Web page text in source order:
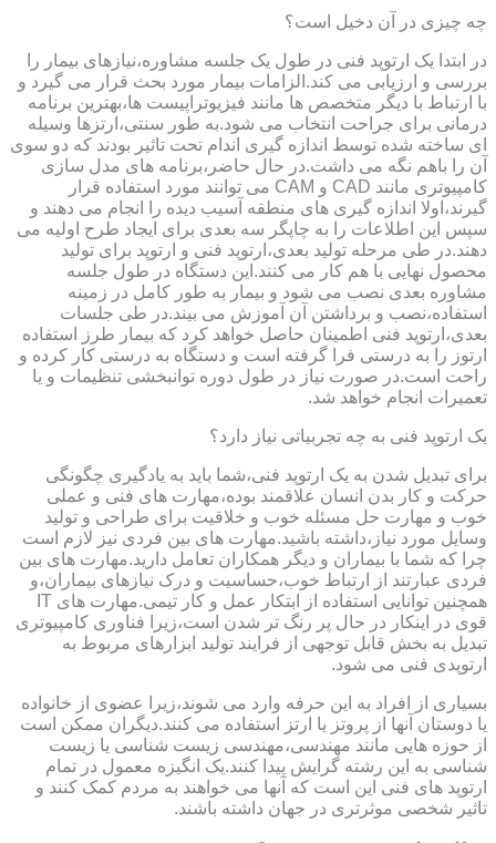
چه چیزی در آن دخیل است؟
در ابتدا یک ارتوپد فنی در طول یک جلسه مشاوره،نیازهای بیمار را
بررسی و ارزیابی می کند.الزامات بیمار مورد بحث قرار می گیرد و
با ارتباط با دیگر متخصص ها مانند فیزیوتراپیست ها،بهترین برنامه
درمانی برای جراحت انتخاب می شود.به طور سنتی،ارتزها وسیله
ای ساخته شده توسط اندازه گیری اندام تحت تاثیر بودند که دو سوی
آن را باهم نگه می داشت.در حال حاضر،برنامه های مدل سازی
کامپیوتری مانند CAD و CAM می توانند مورد استفاده قرار
گیرند،اولا اندازه گیری های منطقه آسیب دیده را انجام می دهند و
سپس این اطلاعات را به چاپگر سه بعدی برای ایجاد طرح اولیه می
دهند.در طی مرحله تولید بعدی،ارتوپد فنی و ارتوپد برای تولید
محصول نهایی با هم کار می کنند.این دستگاه در طول جلسه
مشاوره بعدی نصب می شود و بیمار به طور کامل در زمینه
استفاده،نصب و برداشتن آن آموزش می بیند.در طی جلسات
بعدی،ارتوپد فنی اطمینان حاصل خواهد کرد که بیمار طرز استفاده
ارتوز را به درستی فرا گرفته است و دستگاه به درستی کار کرده و
راحت است.در صورت نیاز در طول دوره توانبخشی تنظیمات و یا
تعمیرات انجام خواهد شد.
یک ارتوپد فنی به چه تجربیاتی نیاز دارد؟
برای تبدیل شدن به یک ارتوپد فنی،شما باید به یادگیری چگونگی
حرکت و کار بدن انسان علاقمند بوده،مهارت های فنی و عملی
خوب و مهارت حل مسئله خوب و خلاقیت برای طراحی و تولید
وسایل مورد نیاز،داشته باشید.مهارت های بین فردی نیز لازم است
چرا که شما با بیماران و دیگر همکاران تعامل دارید.مهارت های بین
فردی عبارتند از ارتباط خوب،حساسیت و درک نیازهای بیماران،و
همچنین توانایی استفاده از ابتکار عمل و کار تیمی.مهارت های IT
قوی در اینکار در حال پر رنگ تر شدن است،زیرا فناوری کامپیوتری
تبدیل به بخش قابل توجهی از فرایند تولید ابزارهای مربوط به
ارتوپدی فنی می شود.
بسیاری از افراد به این حرفه وارد می شوند،زیرا عضوی از خانواده
یا دوستان آنها از پروتز یا ارتز استفاده می کنند.دیگران ممکن است
از حوزه هایی مانند مهندسی،مهندسی زیست شناسی یا زیست
شناسی به این رشته گرایش پیدا کنند.یک انگیزه معمول در تمام
ارتوپد های فنی این است که آنها می خواهند به مردم کمک کنند و
تاثیر شخصی موثرتری در جهان داشته باشند.